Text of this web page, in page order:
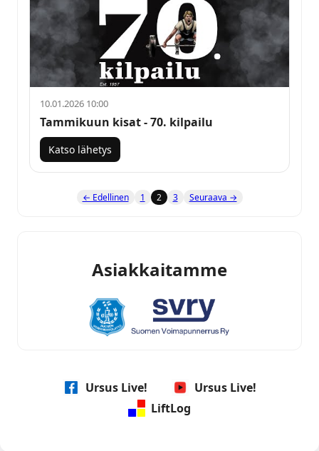
10.01.2026 10:00
Tammikuun kisat - 70. kilpailu
Katso lähetys
← Edellinen 1 2 3 Seuraava →
Asiakkaitamme
Ursus Live!
Ursus Live!
LiftLog